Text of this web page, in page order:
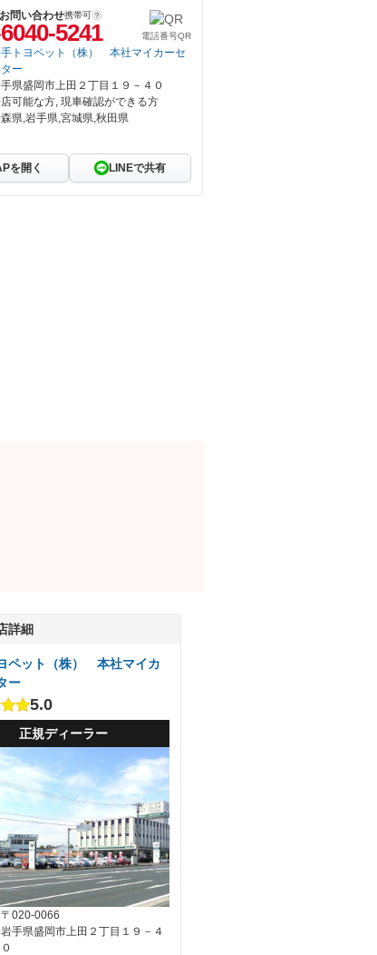
問い合わせ携帯可
5241 電話番号QR
トヨペット（株） 本社マイカーセ
ー
県盛岡市上田２丁目１９－４０
可能な方, 現車確認ができる方
県,岩手県,宮城県,秋田県
を開く LINEで共有
詳細
ペット（株） 本社マイカ
ー
5.0
正規ディーラー
〒020-0066
岩手県盛岡市上田２丁目１９－４
０